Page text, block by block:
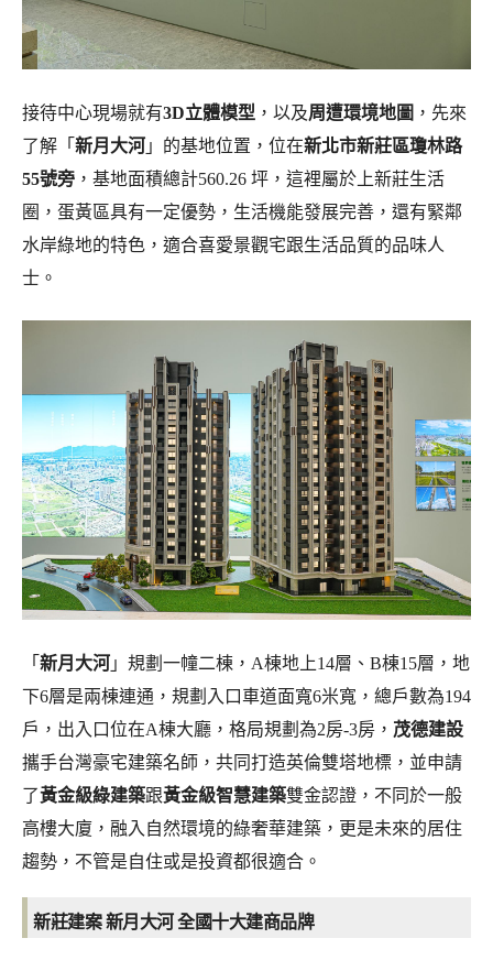
接待中心現場就有3D立體模型 ，以及周遭環境地圖 ，先來
了解「 新月大河 」的基地位置，位在新北市新莊區瓊林路
55號旁 ，基地面積總計560.26 坪，這裡屬於上新莊生活
圈， 蛋黃區具有一定優勢，生活機能發展完善，還有緊鄰
水岸綠地的特色，適合喜愛景觀宅跟生活品質的品味人
士。
「 新月大河 」規劃一幢二棟，A棟地上14層、B棟15層，地
下6層是兩棟連通，規劃入口車道面寬6米寬，總戶數為194
戶，出入口位在A棟大廳，格局規劃為2房-3房， 茂德建設
攜手台灣豪宅建築名師，共同打造英倫雙塔地標，並申請
了黃金級綠建築跟黃金級智慧建築雙金認證，不同於一般
高樓大廈，融入自然環境的綠奢華建築，更是未來的居住
趨勢，不管是自住或是投資都很適合。
新莊建案 新月大河全國十大建商品牌